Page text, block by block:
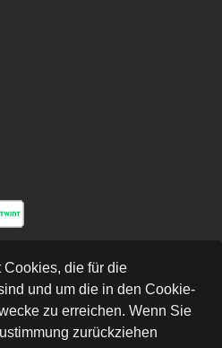
Cookies, die für die
und um die in den Cookie-
zu erreichen. Wenn Sie
zurückziehen
SENDEN